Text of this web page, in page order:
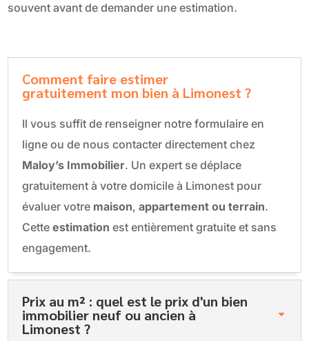
souvent avant de demander une estimation.
Comment faire estimer
gratuitement mon bien à Limonest ?
Il vous suffit de renseigner notre formulaire en
ligne ou de nous contacter directement chez
Maloy’s Immobilier. Un expert se déplace
gratuitement à votre domicile à Limonest pour
évaluer votre maison,appartement ou terrain.
Cetteestimation est entièrement gratuite et sans
engagement.
Prix au m² : quel est le prix d'un bien
immobilier neuf ou ancien à
Limonest ?